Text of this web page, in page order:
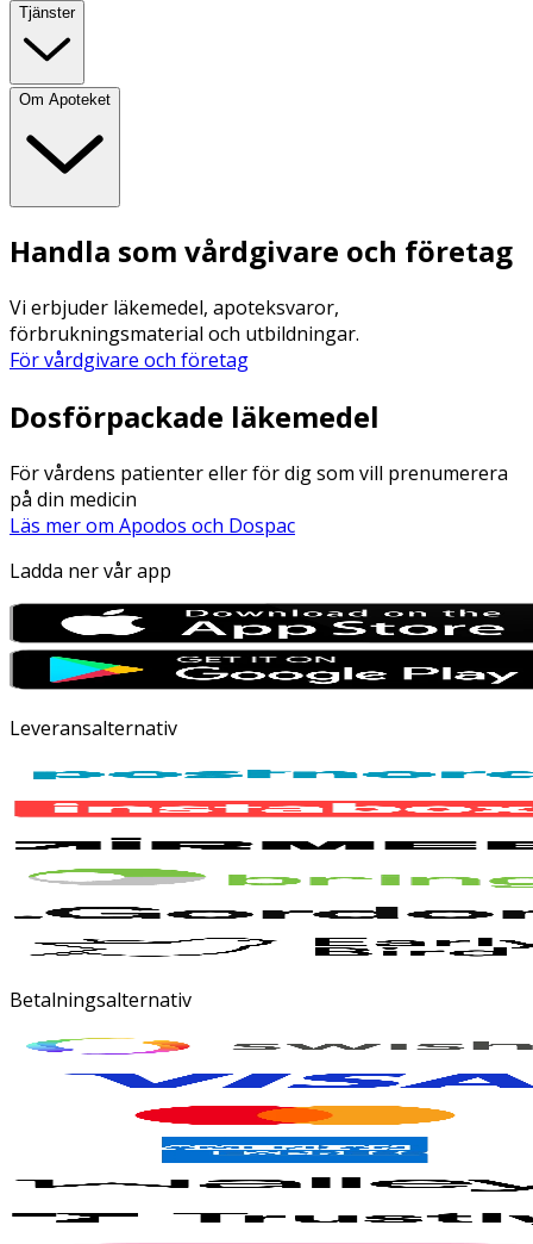
Tjänster
Om Apoteket
Handla som vårdgivare och företag
Vi erbjuder läkemedel, apoteksvaror,
förbrukningsmaterial och utbildningar.
För vårdgivare och företag
Dosförpackade läkemedel
För vårdens patienter eller för dig som vill prenumerera
på din medicin
Läs mer om Apodos och Dospac
Ladda ner vår app
Leveransalternativ
Betalningsalternativ